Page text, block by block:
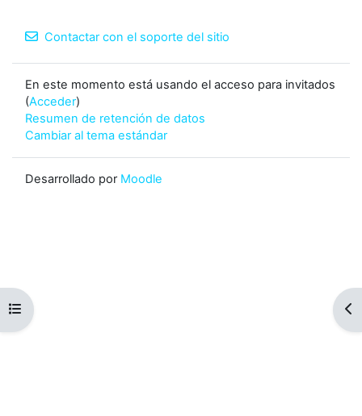
Abrir índice del curso
Contactar con el soporte del sitio
En este momento está usando el acceso para invitados
(Acceder)
Resumen de retención de datos
Cambiar al tema estándar
Desarrollado por Moodle